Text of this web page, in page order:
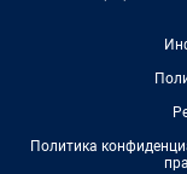
Политика